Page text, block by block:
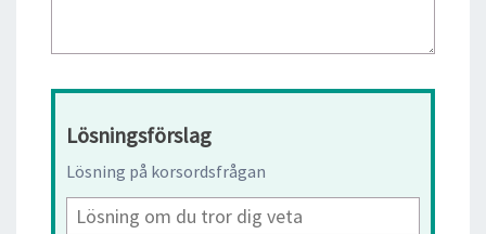
Lösningsförslag
Lösning på korsordsfrågan